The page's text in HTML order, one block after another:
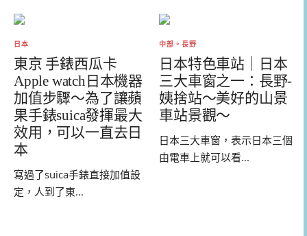
日本
東京 手錶西瓜卡
Apple watch日本機器
加值步驟～為了讓蘋
果手錶suica發揮最大
效用，可以一直去日
本
寫過了suica手錶直接加值設
定，人到了東...
中部。長野
日本特色車站｜日本
三大車窗之一：長野-
姨捨站～美好的山景
車站景觀～
日本三大車窗，表示日本三個
由電車上就可以看...